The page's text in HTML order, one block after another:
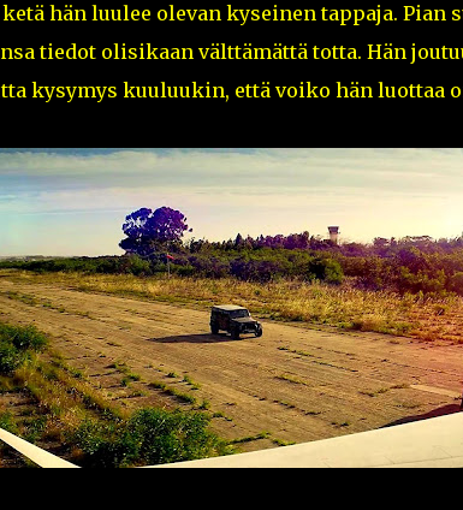
hän luulee olevan kyseinen tappaja.
tiedot olisikaan välttämättä totta. Hän
kysymys kuuluukin, että voiko hän luottaa